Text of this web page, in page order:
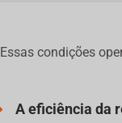
Essas condições
A eficiência da